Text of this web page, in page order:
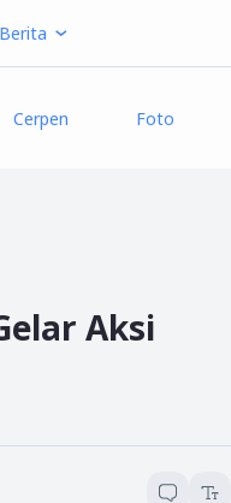
Berita
Cerpen Foto
Aksi